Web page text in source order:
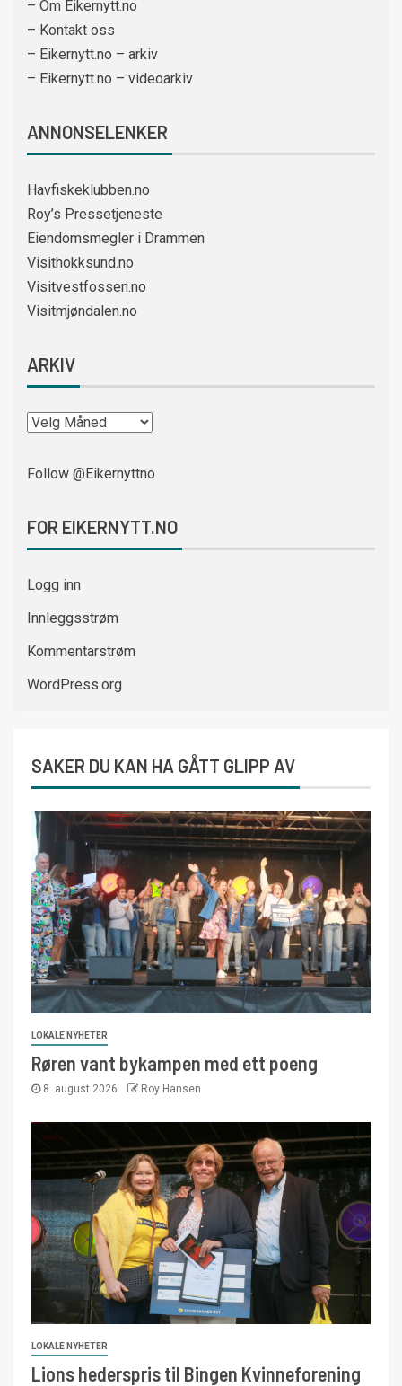
– Om Eikernytt.no
– Kontakt oss
– Eikernytt.no – arkiv
– Eikernytt.no – videoarkiv
ANNONSELENKER
Havfiskeklubben.no
Roy’s Pressetjeneste
Eiendomsmegler i Drammen
Visithokksund.no
Visitvestfossen.no
Visitmjøndalen.no
ARKIV
Follow @Eikernyttno
FOR EIKERNYTT.NO
Logg inn
Innleggsstrøm
Kommentarstrøm
WordPress.org
SAKER DU KAN HA GÅTT GLIPP AV
LOKALE NYHETER
Røren vant bykampen med ett poeng
8. august 2026 Roy Hansen
LOKALE NYHETER
Lions hederspris til Bingen Kvinneforening